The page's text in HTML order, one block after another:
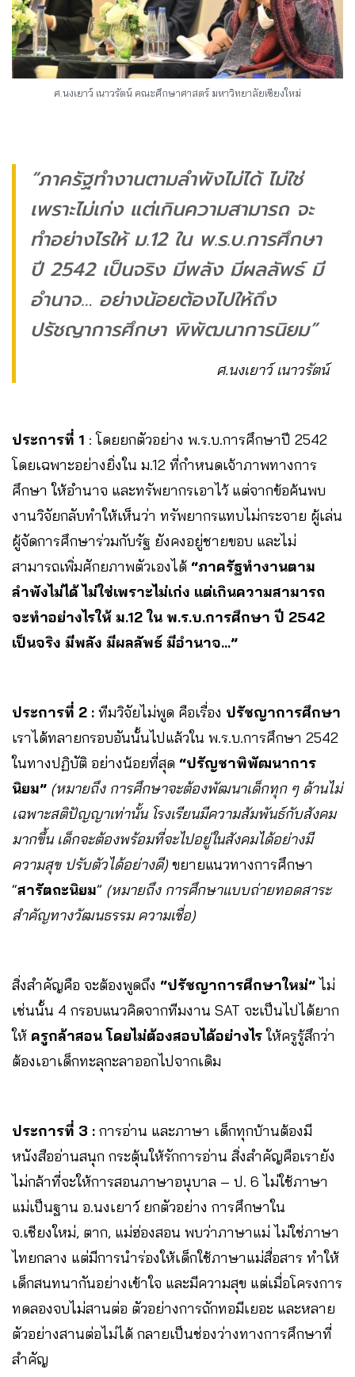
ศ.นงเยาว์ เนาวรัตน์ คณะศึกษาศาสตร์ มหาวิทยาลัยเชียงใหม่
“ภาครัฐทำงานตามลำพังไม่ได้ ไม่ใช่
เพราะไม่เก่ง แต่เกินความสามารถ จะ
ทำอย่างไรให้ ม.12 ใน พ.ร.บ.การศึกษา
ปี 2542 เป็นจริง มีพลัง มีผลลัพธ์ มี
อำนาจ… อย่างน้อยต้องไปให้ถึง
ปรัชญาการศึกษา พิพัฒนาการนิยม”
ศ.นงเยาว์ เนาวรัตน์
ประการที่ 1 : โดยยกตัวอย่าง พ.ร.บ.การศึกษาปี 2542
โดยเฉพาะอย่างยิ่งใน ม.12 ที่กำหนดเจ้าภาพทางการ
ศึกษา ให้อำนาจ และทรัพยากรเอาไว้ แต่จากข้อค้นพบ
งานวิจัยกลับทำให้เห็นว่า ทรัพยากรแทบไม่กระจาย ผู้เล่น
ผู้จัดการศึกษาร่วมกับรัฐ ยังคงอยู่ชายขอบ และไม่
สามารถเพิ่มศักยภาพตัวเองได้ “ภาครัฐทำงานตาม
ลำพังไม่ได้ ไม่ใช่เพราะไม่เก่ง แต่เกินความสามารถ
จะทำอย่างไรให้ ม.12 ใน พ.ร.บ.การศึกษา ปี 2542
เป็นจริง มีพลัง มีผลลัพธ์ มีอำนาจ…”
ประการที่ 2 : ทีมวิจัยไม่พูด คือเรื่อง ปรัชญาการศึกษา
เราได้ทลายกรอบอันนั้นไปแล้วใน พ.ร.บ.การศึกษา 2542
ในทางปฏิบัติ อย่างน้อยที่สุด “ปรัญชาพิพัฒนาการ
นิยม” (หมายถึง การศึกษาจะต้องพัฒนาเด็กทุก ๆ ด้านไม่
เฉพาะสติปัญญาเท่านั้น โรงเรียนมีความสัมพันธ์กับสังคม
มากขึ้น เด็กจะต้องพร้อมที่จะไปอยู่ในสังคมได้อย่างมี
ความสุข ปรับตัวได้อย่างดี)ขยายแนวทางการศึกษา
“สารัตถะนิยม” (หมายถึง การศึกษาแบบถ่ายทอดสาระ
สำคัญทางวัฒนธรรม ความเชื่อ)
สิ่งสำคัญคือ จะต้องพูดถึง “ปรัชญาการศึกษาใหม่” ไม่
เช่นนั้น 4 กรอบแนวคิดจากทีมงาน SAT จะเป็นไปได้ยาก
ให้ ครูกล้าสอน โดยไม่ต้องสอบได้อย่างไรให้ครูรู้สึกว่า
ต้องเอาเด็กทะลุกะลาออกไปจากเดิม
ประการที่ 3 : การอ่าน และภาษา เด็กทุกบ้านต้องมี
หนังสืออ่านสนุก กระตุ้นให้รักการอ่าน สิ่งสำคัญคือเรายัง
ไม่กล้าที่จะให้การสอนภาษาอนุบาล – ป. 6 ไม่ใช้ภาษา
แม่เป็นฐาน อ.นงเยาว์ ยกตัวอย่าง การศึกษาใน
จ.เชียงใหม่, ตาก, แม่ฮ่องสอน พบว่าภาษาแม่ ไม่ใช่ภาษา
ไทยกลาง แต่มีการนำร่องให้เด็กใช้ภาษาแม่สื่อสาร ทำให้
เด็กสนทนากันอย่างเข้าใจ และมีความสุข แต่เมื่อโครงการ
ทดลองจบไม่สานต่อ ตัวอย่างการถักทอมีเยอะ และหลาย
ตัวอย่างสานต่อไม่ได้ กลายเป็นช่องว่างทางการศึกษาที่
สำคัญ